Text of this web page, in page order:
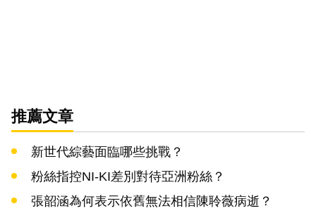
推薦文章
新世代綜藝面臨哪些挑戰？
粉絲指控NI-KI差別對待亞洲粉絲？
張韶涵為何表示依舊無法相信陳聆薇病逝？